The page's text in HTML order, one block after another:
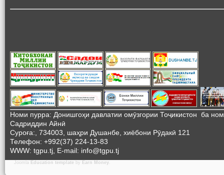
Номи пурра: Донишгоҳи давлатии омӯзгории Тоҷикистон ба
Садриддин Айнӣ
Суроға:, 734003, шаҳри Душанбе, хиёбони Рӯдакӣ 121
Телефон: +992(37) 224-13-83
WWW: tgpu.tj, E-mail: info@tgpu.tj
Joomla Education template by Earn Money